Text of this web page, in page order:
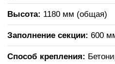
Высота: 1180 мм (общая)
Заполнение секции: 600
Способ крепления: